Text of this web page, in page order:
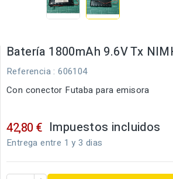
Batería 1800mAh 9.6V Tx
Referencia : 606104
Con conector Futaba para emisora
42,80 € Impuestos incluidos
Entrega entre 1 y 3 dias